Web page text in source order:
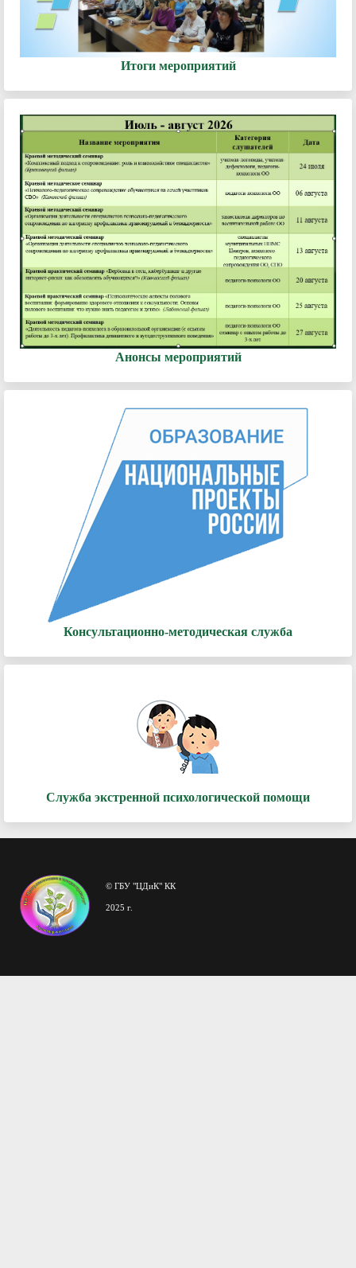
Итоги мероприятий
Анонсы мероприятий
Консультационно-методическая служба
Служба экстренной психологической помощи
© ГБУ "ЦДиК" КК
2025 г.